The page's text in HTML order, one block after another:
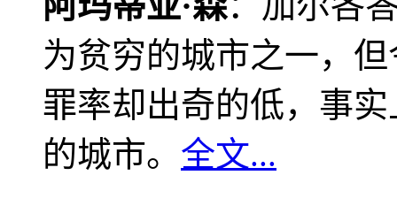
为贫穷的城市之一，
罪率却出奇的低，事
的城市。 全文...